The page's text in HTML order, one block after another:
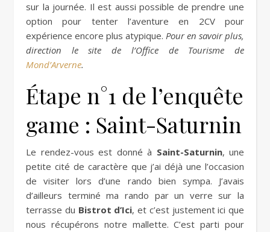
sur la journée. Il est aussi possible de prendre une
option pour tenter l’aventure en 2CV pour
expérience encore plus atypique. Pour en savoir plus,
direction le site de l’Office de Tourisme de
Mond’Arverne.
Étape n°1 de l’enquête
game : Saint-Saturnin
Le rendez-vous est donné à Saint-Saturnin, une
petite cité de caractère que j’ai déjà une l’occasion
de visiter lors d’une rando bien sympa. J’avais
d’ailleurs terminé ma rando par un verre sur la
terrasse du Bistrot d’Ici, et c’est justement ici que
nous récupérons notre mallette. C’est parti pour